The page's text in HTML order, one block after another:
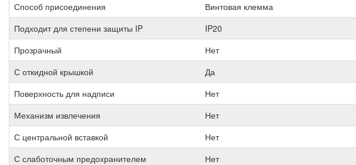
Способ присоединения
Винтовая клемма
Подходит для степени защиты IP
IP20
Прозрачный
Нет
С откидной крышкой
Да
Поверхность для надписи
Нет
Механизм извлечения
Нет
С центральной вставкой
Нет
С слаботочным предохранителем
Нет